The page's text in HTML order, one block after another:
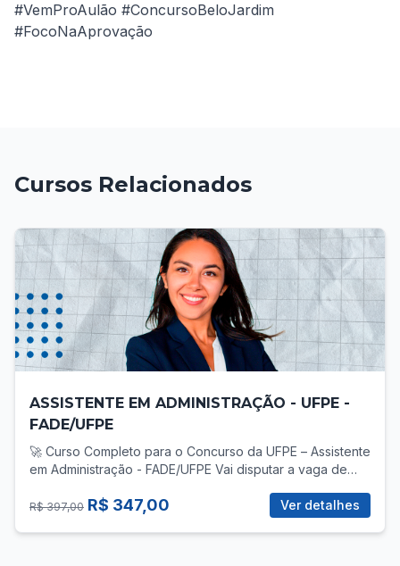
#VemProAulão #ConcursoBeloJardim
#FocoNaAprovação
Cursos Relacionados
ASSISTENTE EM ADMINISTRAÇÃO - UFPE -
FADE/UFPE
🚀 Curso Completo para o Concurso da UFPE – Assistente
em Administração - FADE/UFPE Vai disputar a vaga de
você precisa de uma preparação direcionada, com foco
total no que realmente cobra! 📚 O que você vai
R$ 397,00 R$ 347,00 Ver detalhes